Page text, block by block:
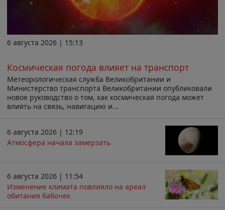
6 августа 2026 | 15:13
Космическая погода влияет на транспорт
Метеорологическая служба Великобритании и
Министерство транспорта Великобритании опубликовали
новое руководство о том, как космическая погода может
влиять на связь, навигацию и...
6 августа 2026 | 12:19
Атмосфера начала замерзать
6 августа 2026 | 11:54
Изменение климата повлияло на ареал
обитания бабочек